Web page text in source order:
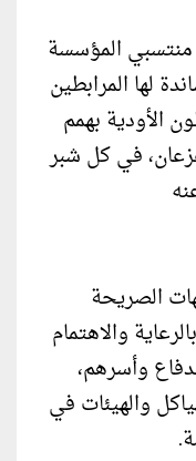
منتسبي المؤسسة
لها المرابطين
الأودية بهمم
في كل شبر
الصريحة
والاهتمام
وأسرهم،
والهيئات في